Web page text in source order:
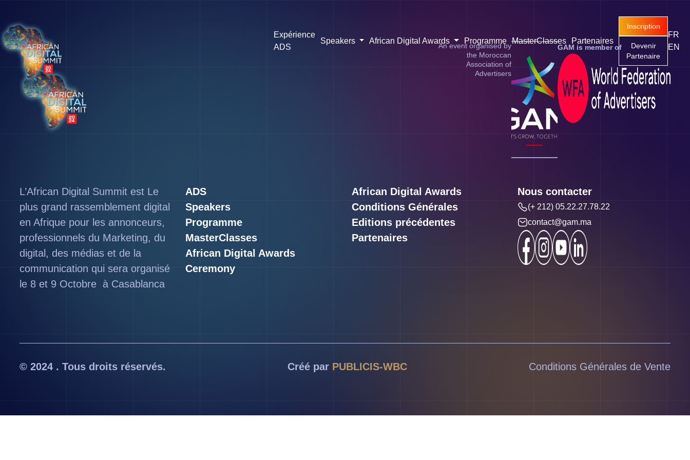
Inscription
Devenir
Partenaire
FR
EN
Expérience
ADS
Speakers African Digital Awards Programme MasterClasses Partenaires
An event organised by
the Moroccan
Association of
Advertisers
GAM is member of
L’African Digital Summit est Le
plus grand rassemblement digital
en Afrique pour les annonceurs,
professionnels du Marketing, du
digital, des médias et de la
communication qui sera organisé
le 8 et 9 Octobre à Casablanca
ADS
Speakers
Programme
MasterClasses
African Digital Awards
Ceremony
African Digital Awards
Conditions Générales
Editions précédentes
Partenaires
Nous contacter
(+ 212) 05.22.27.78.22
contact@gam.ma
© 2024 . Tous droits réservés. Créé par PUBLICIS-WBC Conditions Générales de Vente